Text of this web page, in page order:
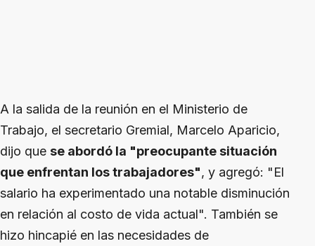
A la salida de la reunión en el Ministerio de
Trabajo, el secretario Gremial, Marcelo Aparicio,
dijo que se abordó la "preocupante situación
que enfrentan los trabajadores", y agregó: "El
salario ha experimentado una notable disminución
en relación al costo de vida actual". También se
hizo hincapié en las necesidades de